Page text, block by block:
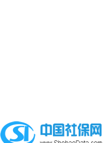
深圳社保个人电脑号,深圳社保电